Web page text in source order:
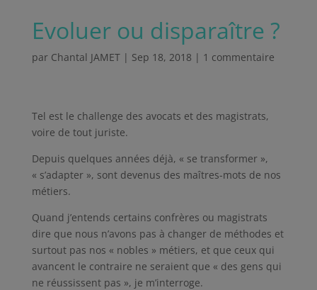
Evoluer ou disparaître ?
par Chantal JAMET| Sep 18, 2018 | 1 commentaire
Tel est le challenge des avocats et des magistrats,
voire de tout juriste.
Depuis quelques années déjà, « se transformer »,
« s’adapter », sont devenus des maîtres-mots de nos
métiers.
Quand j’entends certains confrères ou magistrats
dire que nous n’avons pas à changer de méthodes et
surtout pas nos « nobles » métiers, et que ceux qui
avancent le contraire ne seraient que « des gens qui
ne réussissent pas », je m’interroge.